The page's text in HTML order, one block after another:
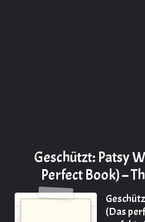
Geschützt: Patsy
Perfect Book) –
(Das